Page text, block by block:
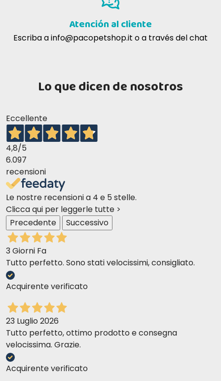
Atención al cliente
Escriba ainfo@pacopetshop.it o a través del chat
Lo que dicen de nosotros
Eccellente
4,8/5
6.097
recensioni
Le nostre recensioni a 4 e 5 stelle.
Clicca qui per leggerle tutte >
Precedente
Successivo
3 Giorni Fa
Tutto perfetto. Sono stati velocissimi, consigliato.
Acquirente verificato
23 Luglio 2026
Tutto perfetto, ottimo prodotto e consegna
velocissima. Grazie.
Acquirente verificato